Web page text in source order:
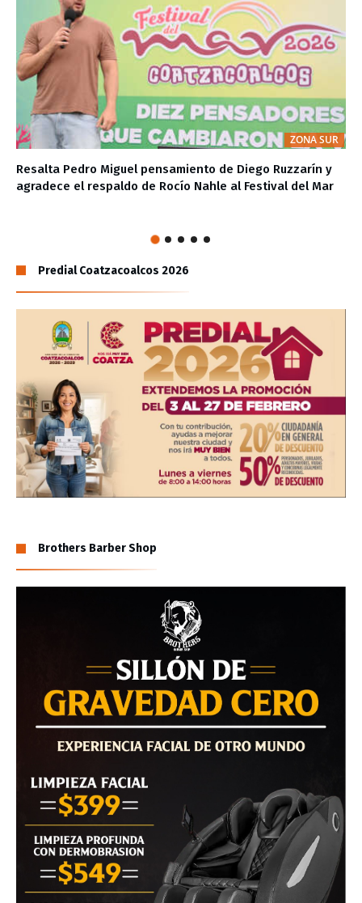
ZONA SUR
Resalta Pedro Miguel pensamiento de Diego Ruzzarín y
agradece el respaldo de Rocío Nahle al Festival del Mar
Predial Coatzacoalcos 2026
Brothers Barber Shop